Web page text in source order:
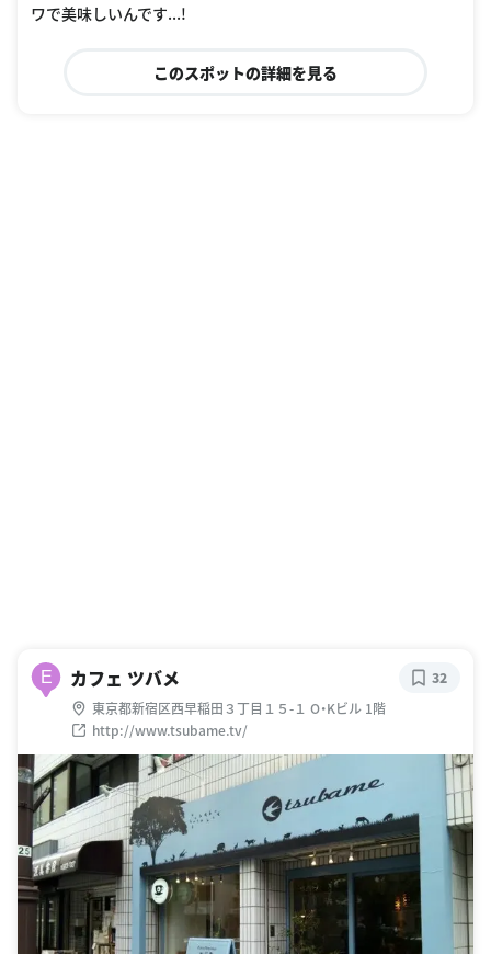
ワで美味しいんです...!
このスポットの詳細を見る
E カフェ ツバメ
東京都新宿区西早稲田３丁目１５-１ O・Kビル 1階
http://www.tsubame.tv/
32